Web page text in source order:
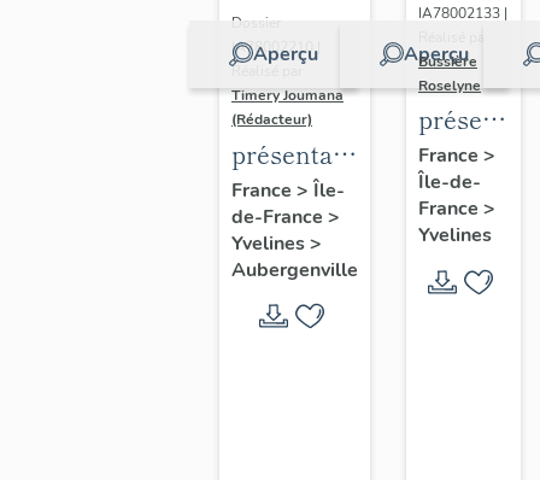
Aperçu
Dossier
IA78002210 |
Réalisé par
Timery Joumana
(Rédacteur)
présentation
de l'étude
d'Elisabethville
France > Île-
de-France >
Yvelines>
Aubergenville
Aperçu
IA78002133 |
Bussière
Roselyne
du
diagnostic
et
France >
Île-de-
France >
Yvelines